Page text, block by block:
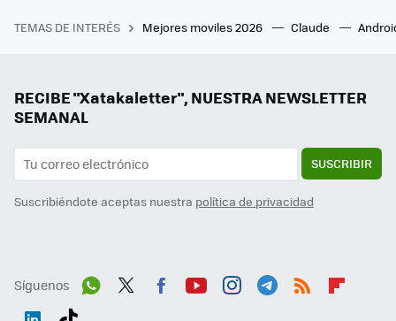
TEMAS DE INTERÉS Mejores moviles 2026 Claude
RECIBE "Xatakaletter", NUESTRA NEWSLETTER
SEMANAL
SUSCRIBIR
Suscribiéndote aceptas nuestra política de privacidad
Síguenos